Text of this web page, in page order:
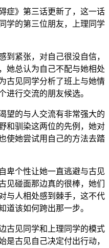
症》第三话更新了，这一话
学的第三位朋友，上理同学
到紧张，对自己很没自信，
她总认为自己不配与她相处
古见同学分析了班上与她情
进行交流的朋友候选。
望的与人交流有非常强大的
和驯染这两位的先例，她对
使她尝试用自己的方法去踏
卑个性让她一直逃避与古见
见碰面那边真的很棒，她们
与人相处感到棘手，这不代
道该如何跨出那一步。
古见同学和上理同学的模式
是古见自己决定付出行动，